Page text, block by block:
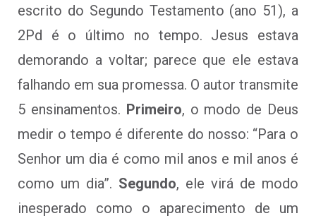
escrito do Segundo Testamento (ano 51), a
2Pd é o último no tempo. Jesus estava
demorando a voltar; parece que ele estava
falhando em sua promessa. O autor transmite
5 ensinamentos. Primeiro, o modo de Deus
medir o tempo é diferente do nosso: “Para o
Senhor um dia é como mil anos e mil anos é
como um dia”. Segundo, ele virá de modo
inesperado como o aparecimento de um